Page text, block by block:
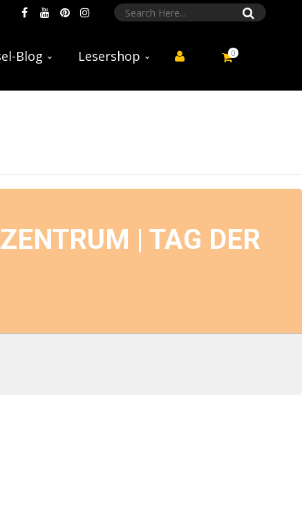
Blog Lesershop 0
| TAG DER